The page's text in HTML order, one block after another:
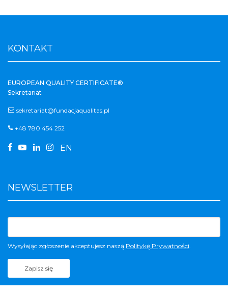
KONTAKT
EUROPEAN QUALITY CERTIFICATE®
Sekretariat
sekretariat@fundacjaqualitas.pl
+48 780 454 252
    EN
NEWSLETTER
Wysyłając zgłoszenie akceptujesz naszą Politykę Prywatności